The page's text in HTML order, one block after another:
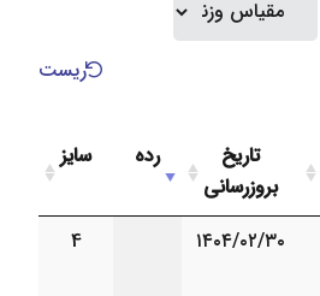
ریست
تاریخ
بروزرسانی
رده سایز
۱۴۰۴/۰۲/۳۰ 4